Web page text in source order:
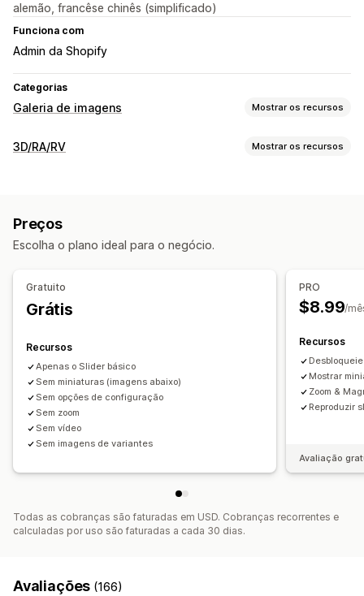
alemão, francêse chinês (simplificado)
Funciona com
Admin da Shopify
Categorias
Galeria de imagens Mostrar os recursos
Tipos de galeria
Estilos personalizados
Redimensionamento de imagens
Efeitos de visualização ao passar o cursor do mouse
Responsividade para dispositivos móveis
3D/RA/RV Mostrar os recursos
Ampliação de zoom
Preços
Escolha o plano ideal para o negócio.
Gratuito
Grátis
Recursos
Apenas o Slider básico
Sem miniaturas (imagens abaixo)
Sem opções de configuração
Sem zoom
Sem vídeo
Sem imagens de variantes
PRO
$8.99/
Recursos
Mostrar
Zoom &
Reproduzir
Avaliação
Todas as cobranças são faturadas em USD. Cobranças recorrentes e
calculadas por uso são faturadas a cada 30 dias.
Avaliações (166)